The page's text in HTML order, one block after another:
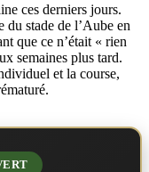
ces derniers jours.
stade de l’Aube en
que ce n’était « rien
semaines plus tard.
et la course,